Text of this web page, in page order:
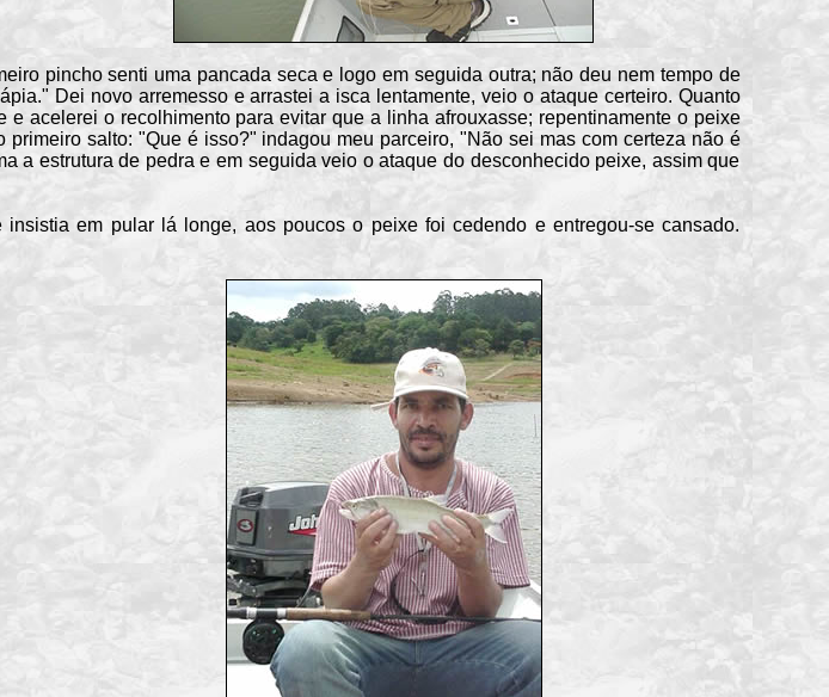
pincho senti uma pancada seca e logo em seguida outra; não deu nem tempo de
Dei novo arremesso e arrastei a isca lentamente, veio o ataque certeiro. Quanto
acelerei o recolhimento para evitar que a linha afrouxasse; repentinamente o peixe
salto: "Que é isso?" indagou meu parceiro, "Não sei mas com certeza não é
a estrutura de pedra e em seguida veio o ataque do desconhecido peixe, assim que
em pular lá longe, aos poucos o peixe foi cedendo e entregou-se cansado.